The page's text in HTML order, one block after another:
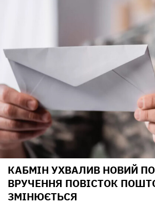
КАБМІН УХВАЛИВ НОВИЙ
ВРУЧЕННЯ ПОВІСТОК
ЗМІНЮЄТЬСЯ